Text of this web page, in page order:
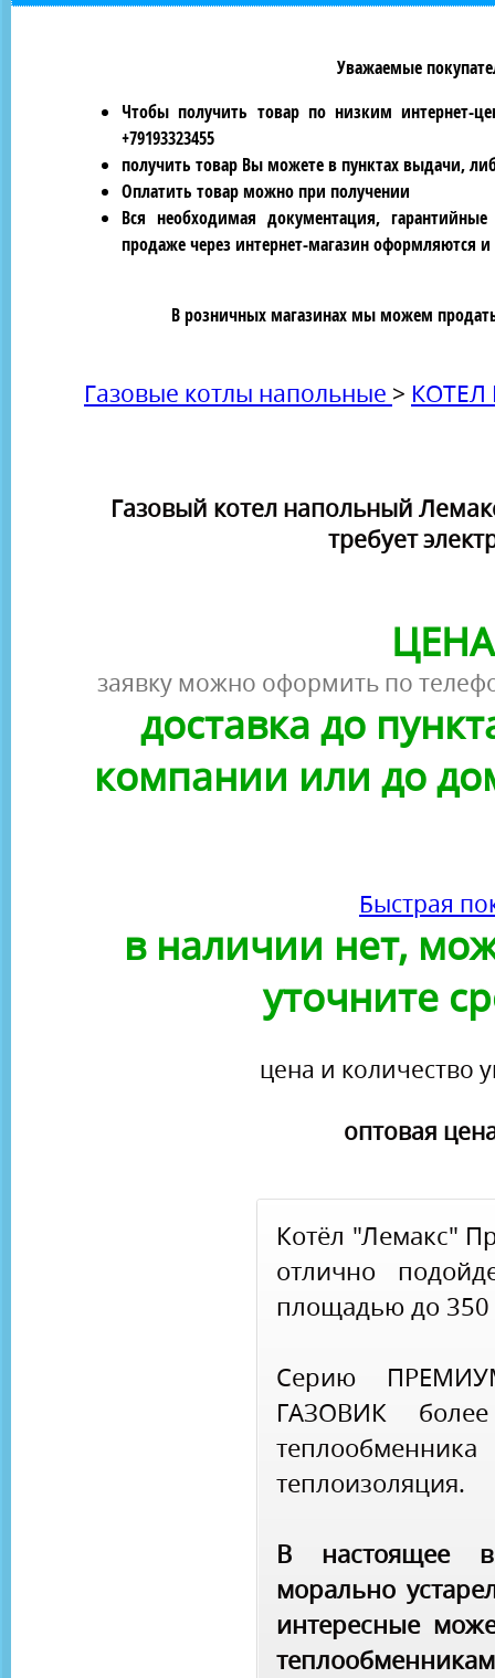
Уважаемые
Чтобы получить товар по низким интернет-
+79193323455
получить товар Вы можете в пунктах выдачи,
Оплатить товар можно при получении
Вся необходимая документация,
продаже через интернет-магазин оформляются
В розничных магазинах мы можем
Газовые котлы напольные > КОТЕЛ
Газовый котел напольный
требует
заявку можно оформить по
доставка до
компании или до
Быстрая
в наличии нет,
уточните
цена и количество
оптовая
Котёл "Лемакс"
отлично
площадью до 350
Серию
ГАЗОВИК
теплоизоляция.
В настоящее
морально
интересные